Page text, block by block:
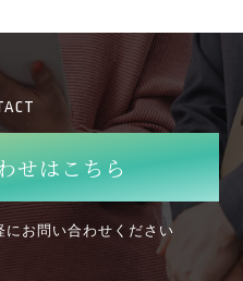
せはこちら
お問い合わせください